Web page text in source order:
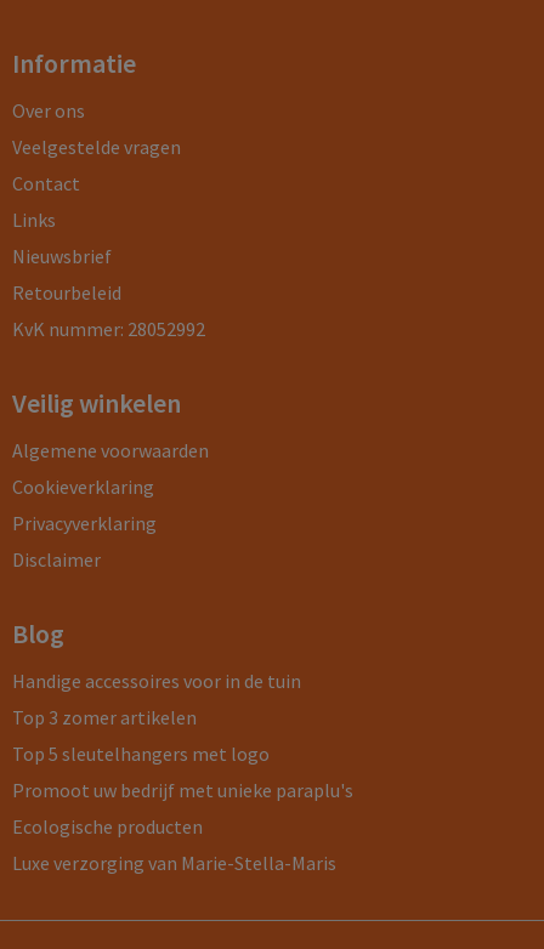
Informatie
Over ons
Veelgestelde vragen
Contact
Links
Nieuwsbrief
Retourbeleid
KvK nummer: 28052992
Veilig winkelen
Algemene voorwaarden
Cookieverklaring
Privacyverklaring
Disclaimer
Blog
Handige accessoires voor in de tuin
Top 3 zomer artikelen
Top 5 sleutelhangers met logo
Promoot uw bedrijf met unieke paraplu's
Ecologische producten
Luxe verzorging van Marie-Stella-Maris